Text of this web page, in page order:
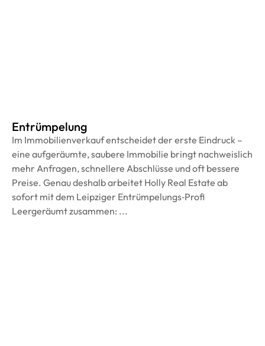
Entrümpelung
Im Immobilienverkauf entscheidet der erste Eindruck –
eine aufgeräumte, saubere Immobilie bringt nachweislich
mehr Anfragen, schnellere Abschlüsse und oft bessere
Preise. Genau deshalb arbeitet Holly Real Estate ab
sofort mit dem Leipziger Entrümpelungs‑Profi
Leergeräumt zusammen: ...